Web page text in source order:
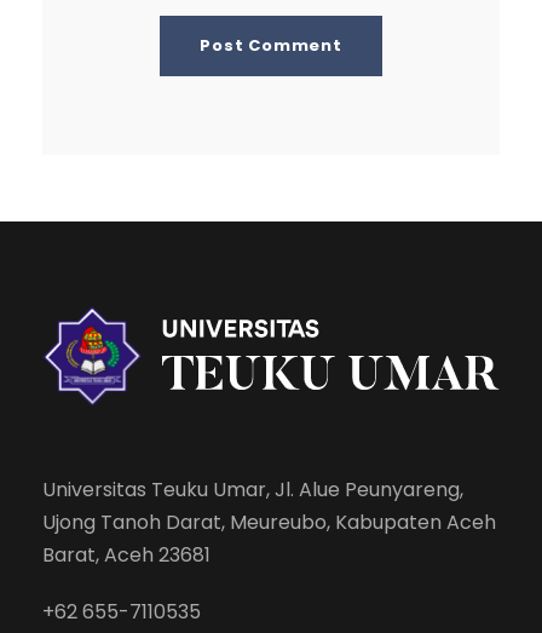
Universitas Teuku Umar, Jl. Alue Peunyareng,
Ujong Tanoh Darat, Meureubo, Kabupaten Aceh
Barat, Aceh 23681
+62 655-7110535